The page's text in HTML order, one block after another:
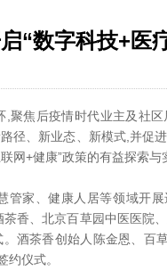
“数字科技+医
焦后疫情时代业主及社区
径、新业态、新模式,并促
网+健康”政策的有益探索与
、健康人居等领域开展
香、北京百草园中医医院
酒茶香创始人陈金恩、百
仪式。